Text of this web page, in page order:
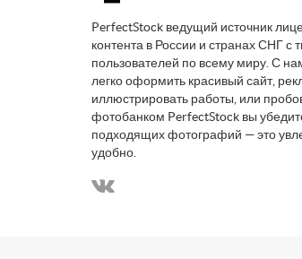
PerfectStock ведущий источник
контента в России и странах СНГ с
пользователей по всему миру. С
легко оформить красивый сайт,
иллюстрировать работы, или
фотобанком PerfectStock вы
подходящих фотографий — это
удобно.